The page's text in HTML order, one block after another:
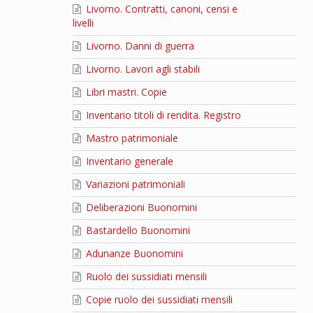
Livorno. Contratti, canoni, censi e
livelli
Livorno. Danni di guerra
Livorno. Lavori agli stabili
Libri mastri. Copie
Inventario titoli di rendita. Registro
Mastro patrimoniale
Inventario generale
Variazioni patrimoniali
Deliberazioni Buonomini
Bastardello Buonomini
Adunanze Buonomini
Ruolo dei sussidiati mensili
Copie ruolo dei sussidiati mensili